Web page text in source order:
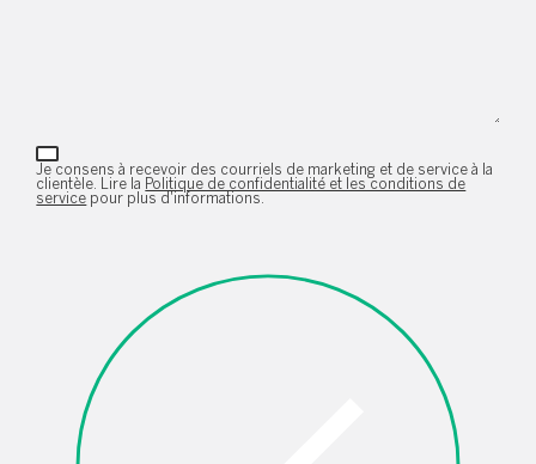
Je consens à recevoir des courriels de marketing et de service à la
clientèle. Lire la Politique de confidentialité et les conditions de
service pour plus d'informations.